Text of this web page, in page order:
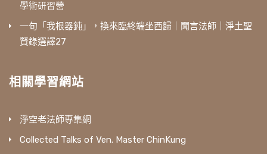
學術研習營
一句「我根器鈍」，換來臨終端坐西歸｜聞言法師｜淨土聖
賢錄選譯27
相關學習網站
淨空老法師專集網
Collected Talks of Ven. Master ChinKung